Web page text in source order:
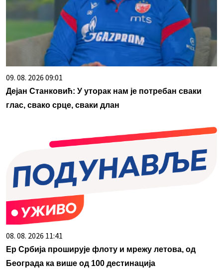
09. 08. 2026 09:01
Дејан Станковић: У уторак нам је потребан сваки
глас, свако срце, сваки длан
08. 08. 2026 11:41
Ер Србија проширује флоту и мрежу летова, од
Београда ка више од 100 дестинација